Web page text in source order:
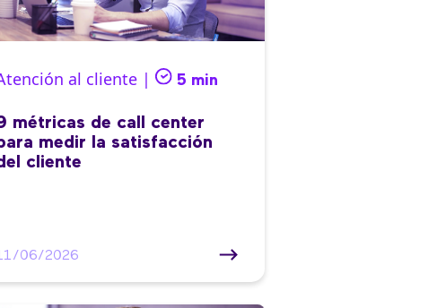
al cliente | 5 min
métricas de call center
medir la satisfacción
cliente
06/2026